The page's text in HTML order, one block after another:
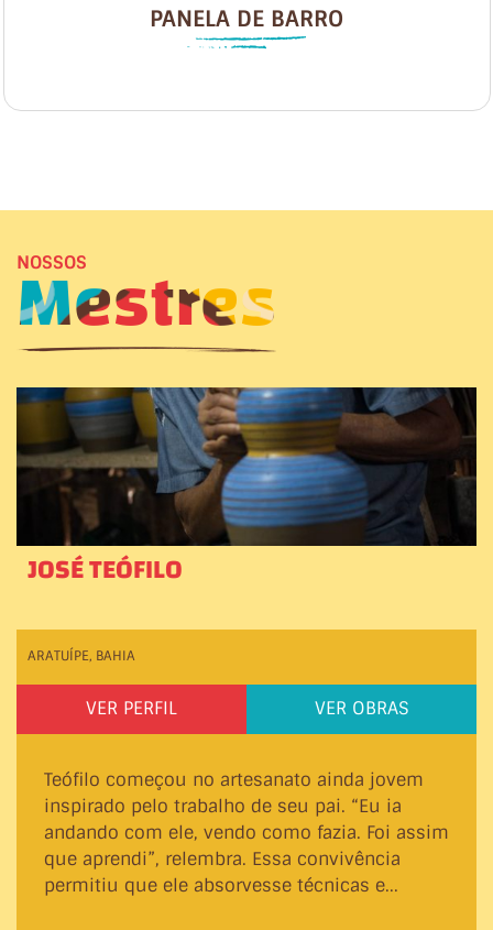
PANELA DE BARRO
NOSSOS
Mestres
JOSÉ TEÓFILO
ARATUÍPE, BAHIA
VER PERFIL VER OBRAS
Teófilo começou no artesanato ainda jovem
inspirado pelo trabalho de seu pai. “Eu ia
andando com ele, vendo como fazia. Foi assim
que aprendi”, relembra. Essa convivência
permitiu que ele absorvesse técnicas e...